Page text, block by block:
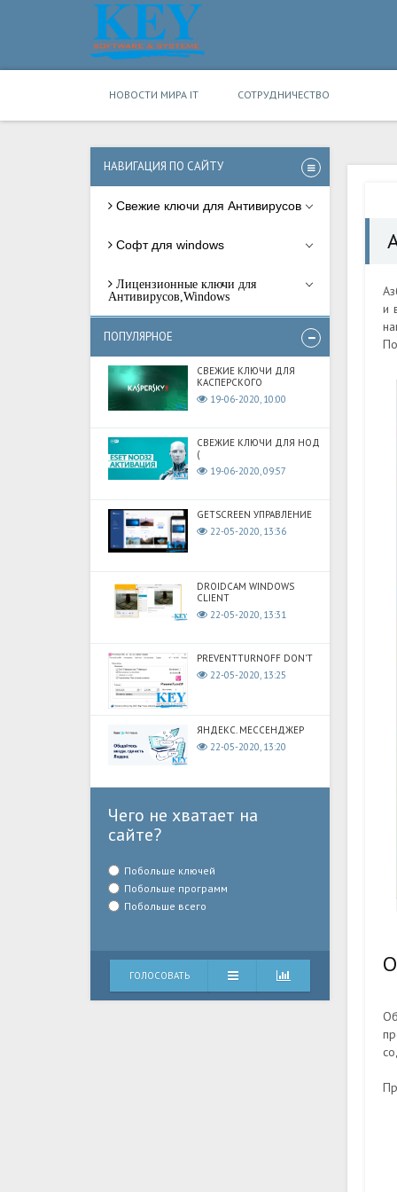
НОВОСТИ МИРА IT СОТРУДНИЧЕСТВО
НАВИГАЦИЯ ПО САЙТУ
Свежие ключи для Антивирусов
Софт для windows
Лицензионные ключи для
Антивирусов,Windows
ПОПУЛЯРНОЕ
СВЕЖИЕ КЛЮЧИ ДЛЯ
КАСПЕРСКОГО
19-06-2020, 10:00
СВЕЖИЕ КЛЮЧИ ДЛЯ НОД
(
19-06-2020, 09:57
GETSCREEN УПРАВЛЕНИЕ
22-05-2020, 13:36
DROIDCAM WINDOWS
CLIENT
22-05-2020, 13:31
PREVENTTURNOFF DON'T
22-05-2020, 13:25
ЯНДЕКС. МЕССЕНДЖЕР
22-05-2020, 13:20
Чего не хватает на
сайте?
Побольше ключей
Побольше программ
Побольше всего
ГОЛОСОВАТЬ
и